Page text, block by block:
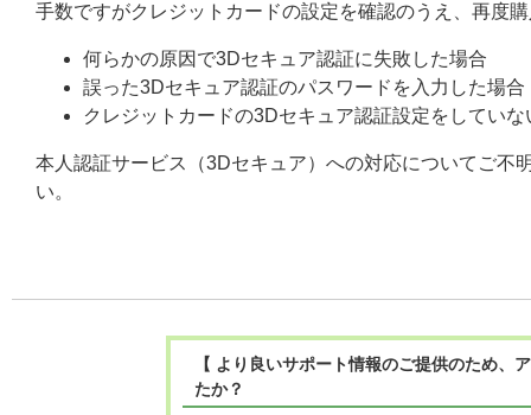
手数ですがクレジットカードの設定を確認のうえ、再度
何らかの原因で3Dセキュア認証に失敗した場合
誤った3Dセキュア認証のパスワードを入力した場合
クレジットカードの3Dセキュア認証設定をしてい
本人認証サービス（3Dセキュア）への対応についてご不
い。
【 より良いサポート情報のご提供のため
たか？